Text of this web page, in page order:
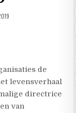
de
levensverhaal
directrice
van